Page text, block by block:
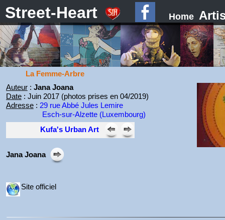
Street-Heart Home
La Femme-Arbre
Auteur: Jana Joana
Date: Juin 2017 (photos prises en 04/2019)
Adresse: 29 rue Abbé Jules Lemire
Esch-sur-Alzette (Luxembourg)
Kufa's Urban Art
Jana Joana
Site officiel